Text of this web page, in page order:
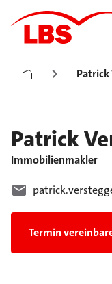
Patrick
Patrick
Immobilienmakler
Termin